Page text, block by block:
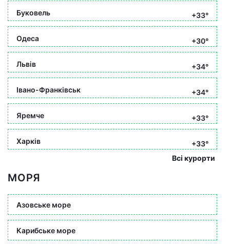
Буковель +33°
Одеса +30°
Львів +34°
Івано-Франківськ +34°
Яремче +33°
Харків
+33°
Всі курорти
МОРЯ
Азовське море
Карибське море